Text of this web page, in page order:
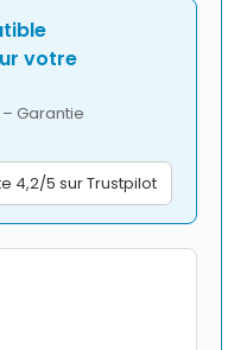
votre
Garantie
4,2/5 sur Trustpilot